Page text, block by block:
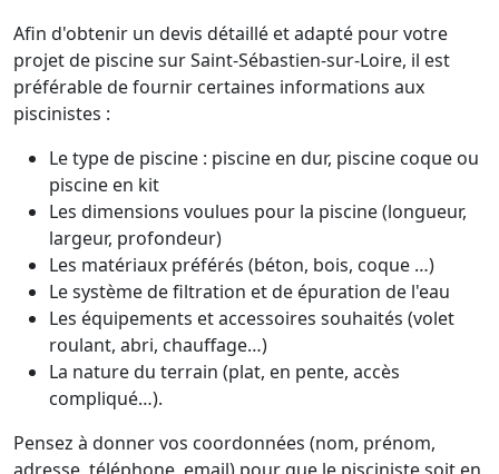
Afin d'obtenir un devis détaillé et adapté pour votre
projet de piscine sur Saint-Sébastien-sur-Loire, il est
préférable de fournir certaines informations aux
piscinistes :
Le type de piscine : piscine en dur, piscine coque ou
piscine en kit
Les dimensions voulues pour la piscine (longueur,
largeur, profondeur)
Les matériaux préférés (béton, bois, coque …)
Le système de filtration et de épuration de l'eau
Les équipements et accessoires souhaités (volet
roulant, abri, chauffage…)
La nature du terrain (plat, en pente, accès
compliqué…).
Pensez à donner vos coordonnées (nom, prénom,